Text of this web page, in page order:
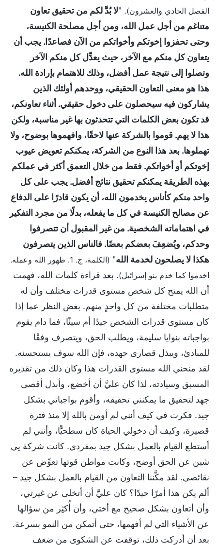
الفصل الحادي والعشرون). "لا بُدَّ لكم من تحقيق تعاون
متناغم من أجل عمل الله، ومن أجل مصلحة الكنيسة،
وحتى تحفزوا إخوتكم وأخواتكم من الآن فصاعدًا. يجب أن
يتعاون كل منكم مع الآخر، حيث يعدِّل كل منكم الآخر
وتصلوا إلى نتيجة عمل أفضل، وذلك للاهتمام بإرادة الله.
هذا هو معنى التعاون الحقيقي، ووحدهم أولئك الذين
يشاركون فيه سيحصلون على دخول حقيقي. أثناء تعاونكم،
قد تكون بعض الكلمات التي تتحدثون بها غير مناسبة، ولكن
هذا لا يهم. قوموا بالشركة عنها لاحقًا، وافهموها بوضوح، ولا
تهملوها. بعد هذا النوع من الشركة، يمكنكم تعويض عيوب
إخوتكم أو أخواتكم. فقط من خلال التعمق أكثر في عملكم
بهذه الطريقة يمكنكم تحقيق نتائج أفضل. يجب على كل
واحد منكم كأناس يخدمون الله، أن يكون قادرًا على الدفاع
عن مصالح الكنيسة في كل ما يفعله، بدلًا من مجرد التفكير
في اهتماماته الشخصية. من غير المقبول أن تتصرفوا
وحدكم، ويُضعِفَ بعضكم بعضًا. فالناس الذين يتصرفون
هكذا لا يصلحون لخدمة الله"
(الكلمة، ج. 1. ظهور الله وعمله.
اخدموا كما خدم بنو إسرائيل). بعد قراءة كلمات الله، فهمت
أن الله يمنح كل شخص مستوى قدرات مختلف وأن له
متطلبات مختلفة من كل واحدٍ منهم. بغض النظر عما إذا
كان مستوى قدرات الشخص جيدًا أم سيئًا، فما دام يقوم
بواجباته بنوايا سليمة، ويطلب الحق، ويتصرف وفقًا
للمبادئ، ويبذل قصارى جهده، فإن الله سوف يستحسنه.
لقد منحني الله مستوى القدرات هذا وكان ذلك من تقديره
المسبق وسيادته، لذا كان عليَّ أن أخضع، وأبذل أقصى
جهد لتحقيق ما يمكنني تحقيقه، وأقوم بواجباتي بشكل
جيد. فكرت في كيف أنني لم أومن بالله إلا منذ فترة
قصيرة، وكيف أن دخولي الحياة كان سطحيًّا، وأنني لم
أستطع القيام بالعمل بشكل جيد بمفردي. كانت شركة يي
شين عن الحق أوضح، وكانت مواطن قوتها تعوِّض عن
نقائصي. لقد مكَّننا التعاون من القيام بالعمل بشكل جيد –
ألم يكن هذا أمرًا جيدًا؟ كان عليَّ أن أتخلى عن غيرتي،
وأن أتعاون بشكل صحيح مع أختي، وأن أُكثِر من سؤالها
عن الأشياء التي لم أفهمها، حتى أتمكن من النمو بسرعة.
بعد أن أدركت ذلك، توقفت عن الشكوى من ضعف